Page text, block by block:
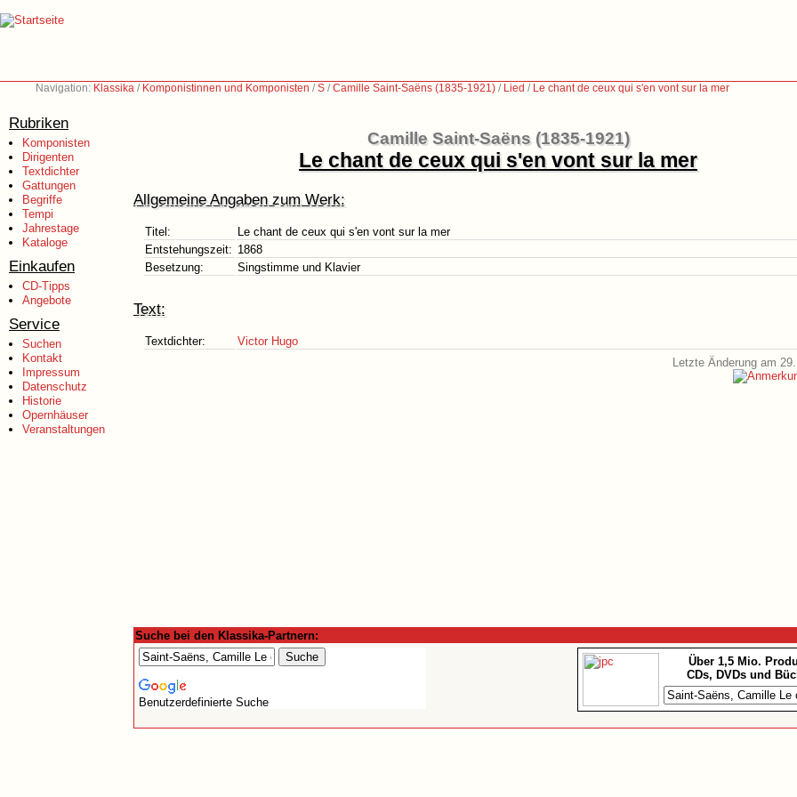
Navigation: Klassika / Komponistinnen und Komponisten /S /Camille Saint-Saëns (1835-1921) / Lied / Le chant de ceux qui s'en vont sur la mer
Rubriken
Komponisten
Dirigenten
Textdichter
Gattungen
Begriffe
Tempi
Jahrestage
Kataloge
Einkaufen
CD-Tipps
Angebote
Service
Suchen
Kontakt
Impressum
Datenschutz
Historie
Opernhäuser
Veranstaltungen
Camille Saint-Saëns (1835-1921)
Le chant de ceux qui s'en vont sur la mer
Allgemeine Angaben zum Werk:
Titel:
Le chant de ceux qui s'en vont sur la mer
Entstehungszeit: 1868
Besetzung:
Singstimme und Klavier
Text:
Textdichter:
Victor Hugo
Letzte Änderung am
Suche bei den Klassika-Partnern:
Benutzerdefinierte Suche
Über 1,5 Mio.
CDs, DVDs und